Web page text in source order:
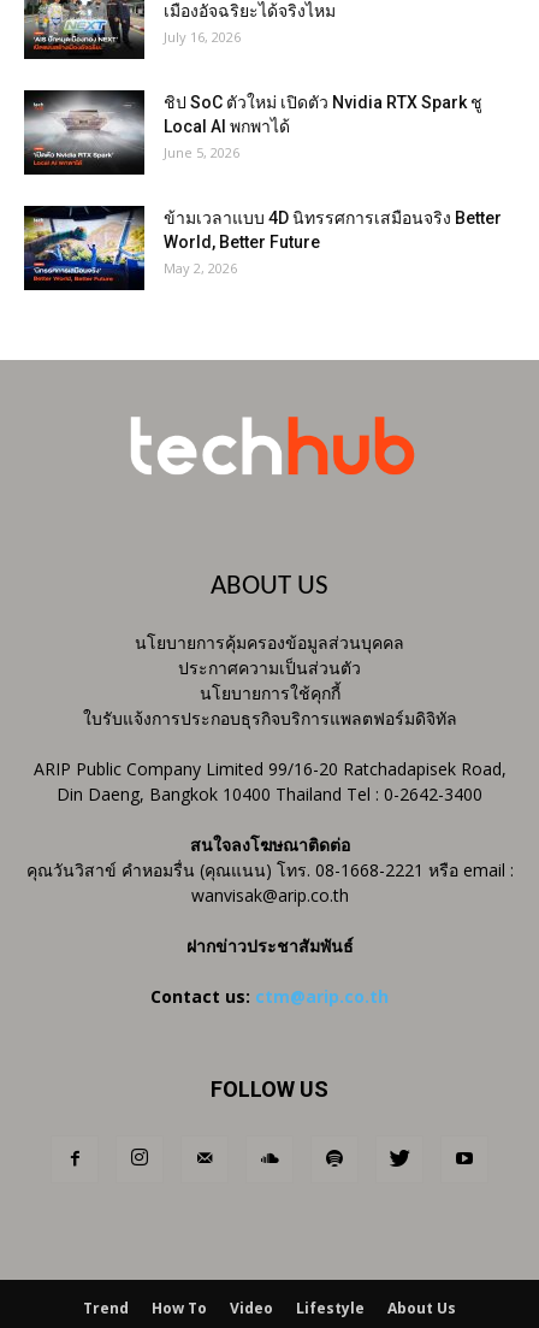
เมืองอัจฉริยะได้จริงไหม
July 16, 2026
ชิป SoC ตัวใหม่ เปิดตัว Nvidia RTX Spark ชู
Local AI พกพาได้
June 5, 2026
ข้ามเวลาแบบ 4D นิทรรศการเสมือนจริง Better
World, Better Future
May 2, 2026
ABOUT US
นโยบายการคุ้มครองข้อมูลส่วนบุคคล
ประกาศความเป็นส่วนตัว
นโยบายการใช้คุกกี้
ใบรับแจ้งการประกอบธุรกิจบริการแพลตฟอร์มดิจิทัล
ARIP Public Company Limited 99/16-20 Ratchadapisek Road,
Din Daeng, Bangkok 10400 Thailand Tel : 0-2642-3400
สนใจลงโฆษณาติดต่อ
คุณวันวิสาข์ คำหอมรื่น (คุณแนน) โทร. 08-1668-2221 หรือ email :
wanvisak@arip.co.th
ฝากข่าวประชาสัมพันธ์
Contact us: ctm@arip.co.th
FOLLOW US
Trend How To Video Lifestyle About Us